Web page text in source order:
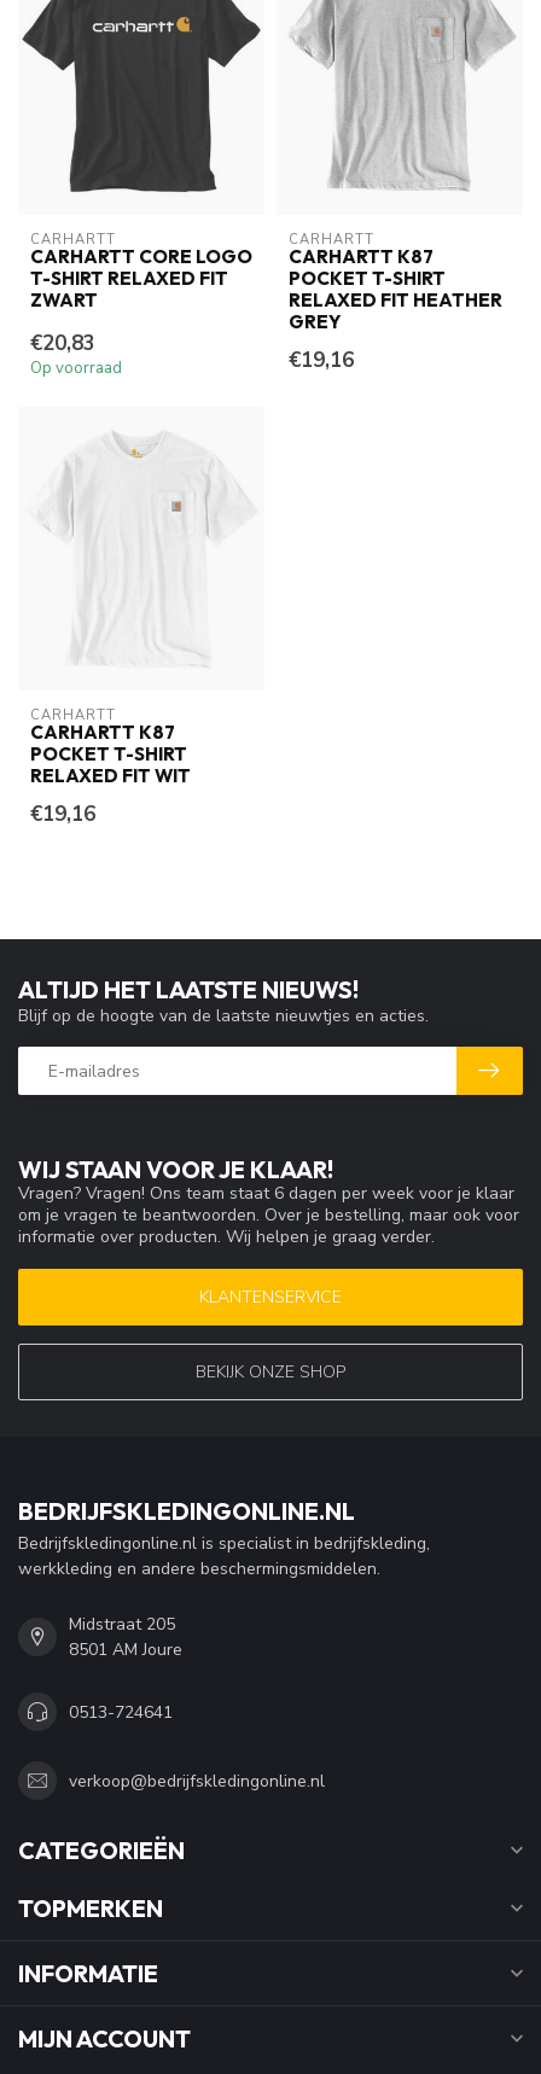
CARHARTT
CARHARTT CORE LOGO
T-SHIRT RELAXED FIT
ZWART
€20,83
Op voorraad
CARHARTT
CARHARTT K87
POCKET T-SHIRT
RELAXED FIT HEATHER
GREY
€19,16
CARHARTT
CARHARTT K87
POCKET T-SHIRT
RELAXED FIT WIT
€19,16
WIJ STAAN VOOR JE KLAAR!
Vragen? Vragen! Ons team staat 6 dagen per week voor je klaar
om je vragen te beantwoorden. Over je bestelling, maar ook voor
informatie over producten. Wij helpen je graag verder.
KLANTENSERVICE
BEKIJK ONZE SHOP
ALTIJD HET LAATSTE NIEUWS!
Blijf op de hoogte van de laatste nieuwtjes en acties.
BEDRIJFSKLEDINGONLINE.NL
Bedrijfskledingonline.nl is specialist in bedrijfskleding,
werkkleding en andere beschermingsmiddelen.
Midstraat 205
8501 AM Joure
0513-724641
verkoop@bedrijfskledingonline.nl
CATEGORIEËN
TOPMERKEN
INFORMATIE
MIJN ACCOUNT